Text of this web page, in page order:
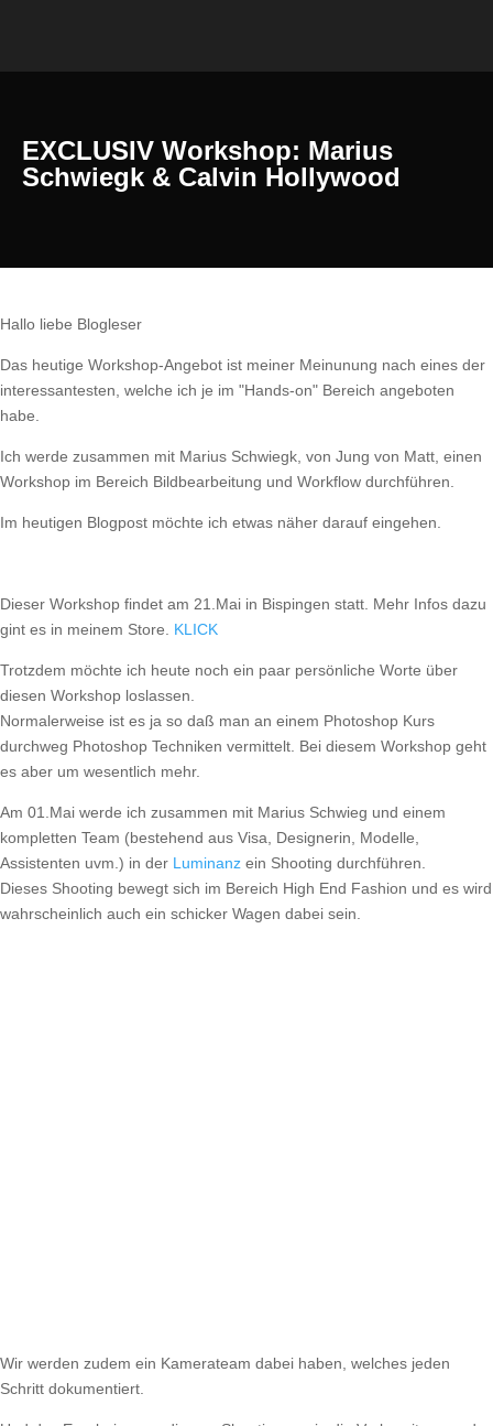
EXCLUSIV Workshop: Marius
Schwiegk & Calvin Hollywood
Hallo liebe Blogleser
Das heutige Workshop-Angebot ist meiner Meinunung nach eines der
interessantesten, welche ich je im "Hands-on" Bereich angeboten
habe.
Ich werde zusammen mit Marius Schwiegk, von Jung von Matt, einen
Workshop im Bereich Bildbearbeitung und Workflow durchführen.
Im heutigen Blogpost möchte ich etwas näher darauf eingehen.
Dieser Workshop findet am 21.Mai in Bispingen statt. Mehr Infos dazu
gint es in meinem Store. KLICK
Trotzdem möchte ich heute noch ein paar persönliche Worte über
diesen Workshop loslassen.
Normalerweise ist es ja so daß man an einem Photoshop Kurs
durchweg Photoshop Techniken vermittelt. Bei diesem Workshop geht
es aber um wesentlich mehr.
Am 01.Mai werde ich zusammen mit Marius Schwieg und einem
kompletten Team (bestehend aus Visa, Designerin, Modelle,
Assistenten uvm.) in der Luminanz ein Shooting durchführen.
Dieses Shooting bewegt sich im Bereich High End Fashion und es wird
wahrscheinlich auch ein schicker Wagen dabei sein.
Wir werden zudem ein Kamerateam dabei haben, welches jeden
Schritt dokumentiert.